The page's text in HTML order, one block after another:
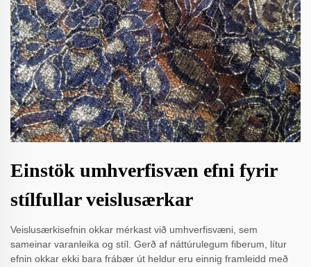
Einstök umhverfisvæn efni fyrir
stílfullar veislusærkar
Veislusærkisefnin okkar mérkast við umhverfisvæni, sem
sameinar varanleika og stíl. Gerð af náttúrulegum fiberum, lítur
efnin okkar ekki bara frábær út heldur eru einnig framleidd með